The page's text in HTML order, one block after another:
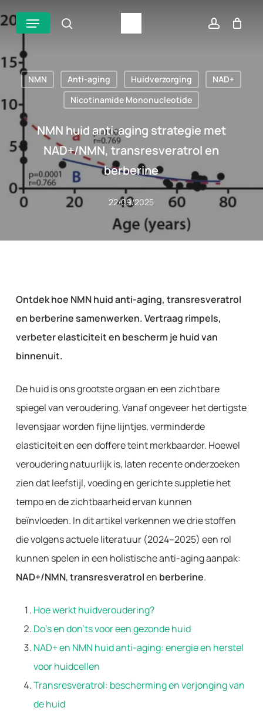
naar
zoek account
Menu
NMN Anti-aging Huidverzorging
NAD+
Nicotinamide Mononucleotide
NMN huid anti-aging strategie met
NAD+/NMN, transresveratrol en
berberine
22/09/2025
Ontdek hoe NMN huid anti-aging, transresveratrol
en berberine samenwerken. Vertraag rimpels,
verbeter elasticiteit en bescherm je huid van
binnenuit.
De huid is ons grootste orgaan en een zichtbare
spiegel van veroudering. Vanaf ongeveer het dertigste
levensjaar worden fijne lijntjes, verminderde
elasticiteit en een doffere teint merkbaarder. Hoewel
veroudering natuurlijk is, laten recente onderzoeken
zien dat leefstijl, voeding en gerichte suppletie het
tempo en de zichtbaarheid ervan kunnen
beïnvloeden. In dit artikel verkennen we drie stoffen
die volgens actuele literatuur (2024–2025) een rol
kunnen spelen in een holistische anti-aging aanpak:
NAD+/NMN,transresveratrolen berberine.
Hoe werkt huidveroudering?
Do’s en don’ts voor een gezonde huid
NAD+ en NMN huid anti-aging: energie en herstel
voor huidcellen
Transresveratrol: bescherming en verjonging van
de huid